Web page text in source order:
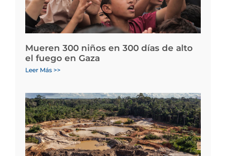
Mueren 300 niños en 300 días de alto
el fuego en Gaza
Leer Más >>